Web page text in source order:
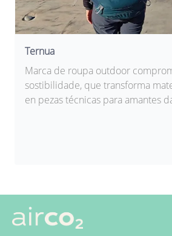
Ternua
Marca de roupa outdoor
sostibilidade, que transforma
en pezas técnicas para amantes